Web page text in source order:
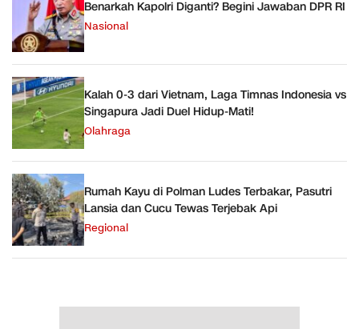
Benarkah Kapolri Diganti? Begini Jawaban DPR RI
Nasional
Kalah 0-3 dari Vietnam, Laga Timnas Indonesia vs
Singapura Jadi Duel Hidup-Mati!
Olahraga
Rumah Kayu di Polman Ludes Terbakar, Pasutri
Lansia dan Cucu Tewas Terjebak Api
Regional